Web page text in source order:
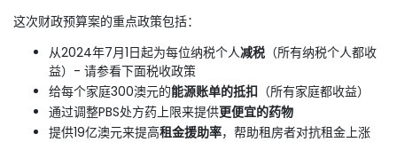
这次财政预算案的重点政策包括：
从2024年7月1日起为每位纳税个人减税 （所有纳税个人都收
益）- 请参看下面税收政策
给每个家庭300澳元的能源账单的抵扣 （所有家庭都收益）
通过调整PBS处方药上限来提供更便宜的药物
提供19亿澳元来提高租金援助率，帮助租房者对抗租金上涨